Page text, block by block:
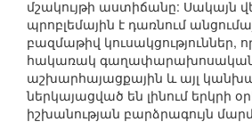
մշակույթի աստիճանը: Սակայն
պրոբլեմային է դառնում
բազմաթիվ կուսակցություններ,
հակառակ
աշխարհայացքային և այլ
ներկայացված են լինում երկրի
իշխանության բարձրագույն